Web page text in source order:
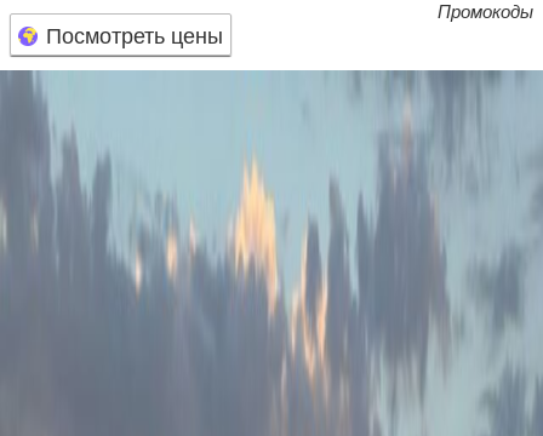
Посмотреть цены
Промокоды